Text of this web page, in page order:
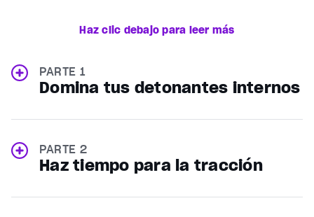
Haz clic debajo para leer más
PARTE 1
Domina tus detonantes internos
PARTE 2
Haz tiempo para la tracción